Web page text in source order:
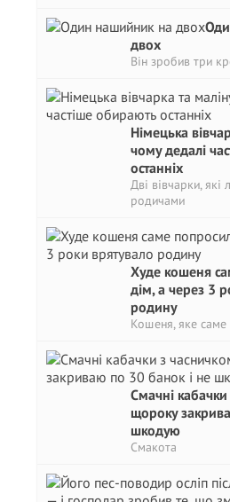
двох
Він зробив три
Німецька
чому дедалі
останніх
Дві вівчарки,
родичами
Худе кошеня
дім, а через 3
родину
Кошеня, яке
Смачні
щороку
шкодую
Смакота